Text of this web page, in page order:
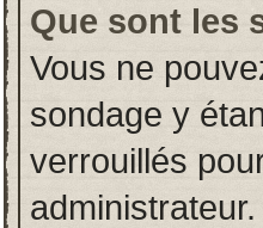
Que sont les
Vous ne
sondage y
verrouillés